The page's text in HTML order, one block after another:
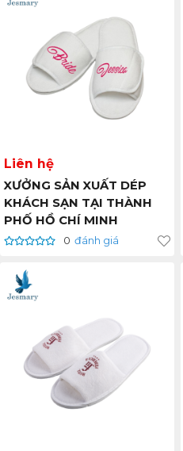
Liên hệ
XƯỞNG SẢN XUẤT DÉP
KHÁCH SẠN TẠI THÀNH
PHỐ HỒ CHÍ MINH
0 đánh giá